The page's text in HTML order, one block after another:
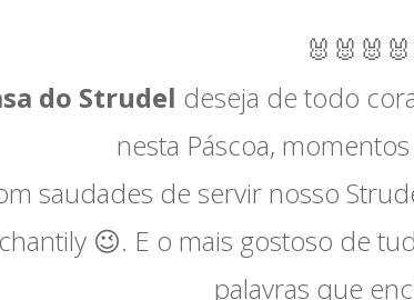
do Strudel deseja de todo
nesta Páscoa,
saudades de servir nosso
😉. E o mais gostoso de
palavras que